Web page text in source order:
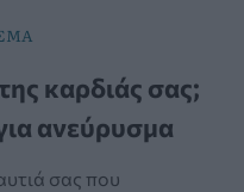
καρδιάς σας;
ανεύρυσμα
σας που